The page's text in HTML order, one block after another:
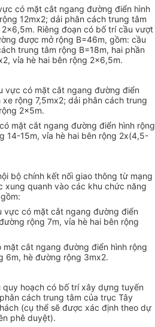
có mặt cắt ngang đường điển hình
12mx2; dải phân cách trung tâm
Riêng đoạn có bố trí cầu vượt
được mở rộng B=46m, gồm: cầu
trung tâm rộng B=18m, hai phần
vỉa hè hai bên rộng 2x6,5m.
vực có mặt cắt ngang đường điển
rộng 7,5mx2; dải phân cách trung
2x5m.
mặt cắt ngang đường điển hình rộng
14-15m, vỉa hè hai bên rộng 2x(4,5-
bộ chính kết nối giao thông từ mạng
xung quanh vào các khu chức năng
vực có mặt cắt ngang đường điển
rộng 7m, vỉa hè hai bên rộng
cắt ngang đường điển hình rộng
6m, hè đường rộng 3mx2.
hoạch có bố trí xây dựng tuyến
cách trung tâm của trục Tây
(cụ thể sẽ được xác định theo dự
phê duyệt).